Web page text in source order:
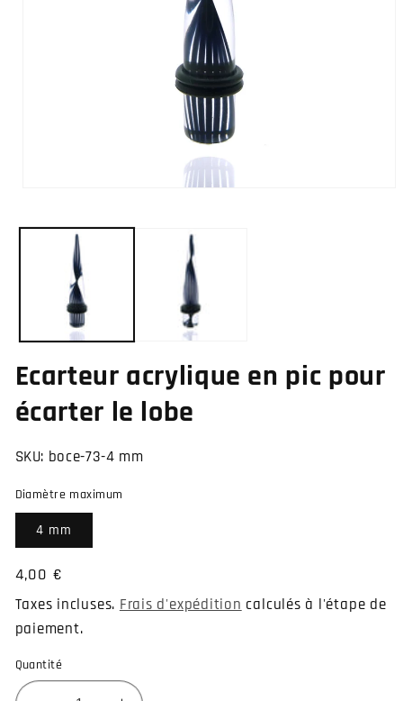
Ecarteur acrylique en pic pour
écarter le lobe
SKU: boce-73-4 mm
Diamètre maximum
4 mm
Prix
habituel
4,00 €
Taxes incluses. Frais d'expédition calculés à l'étape de
paiement.
Quantité